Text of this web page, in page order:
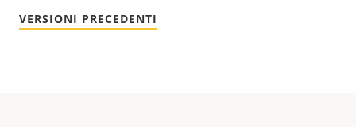
VERSIONI PRECEDENTI